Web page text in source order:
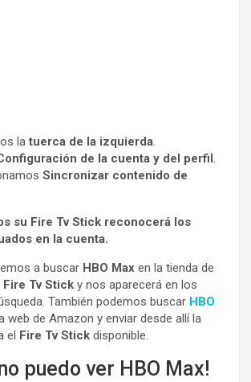
latuerca de la izquierda.
de la cuenta y del perfil .
Sincronizar contenido de
su Fire Tv Stick reconocerá los
en la cuenta.
a buscar HBO Max en la tienda de
Fire Tv Stick y nos aparecerá en los
También podemos buscar HBO
web de Amazon y enviar desde allí la
el
Fire Tv Stick disponible.
puedo ver HBO Max!